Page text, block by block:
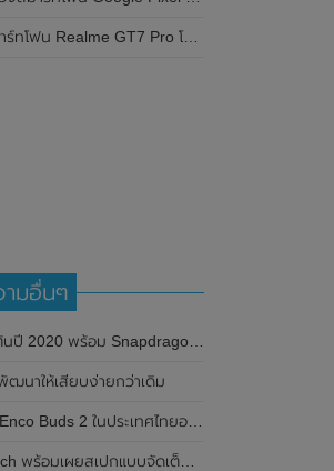
ให้เห็นดีไซน์ใหม่ พร้อมเผยรายละเอียดสเปกที่สำคัญบางส่วน
มอื่นๆ
2020 พร้อม Snapdragon 865
นาให้เสียบง่ายกว่าเดิม
างการแล้ว มาพร้อมกับดีไซน์ขนาดเล็กกะทัดรัด และเสียงเบสทรงพลัง
กแบบจัดเต็ม ก่อนเปิดตัวในวันที่ 6 มีนาคม นี้